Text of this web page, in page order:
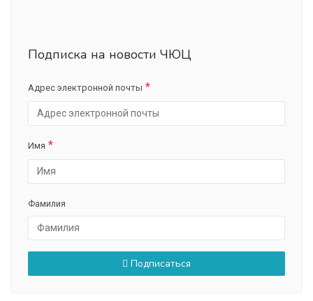
Подписка на новости ЧЮЦ
Адрес электронной почты
Имя
Фамилия
Подписаться